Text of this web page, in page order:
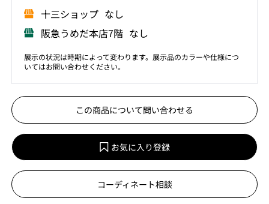
⼗三ショップ なし
阪急うめだ本店7階 なし
展示の状況は時期によって変わります。展示品のカラーや仕様につ
いてはお問い合わせください。
この商品について問い合わせる
お気に入り登録
コーディネート相談